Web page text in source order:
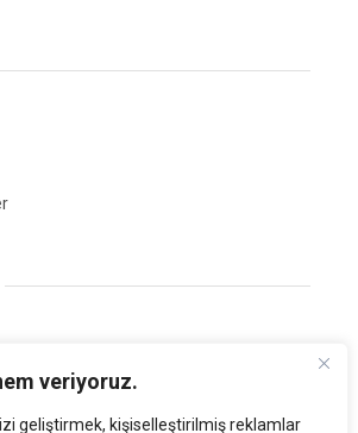
veriyoruz.
geliştirmek, kişiselleştirilmiş reklamlar
OL